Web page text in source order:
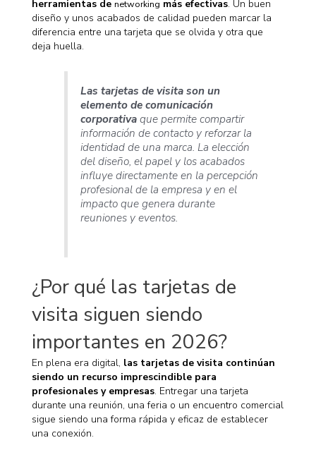
herramientas de networking más efectivas. Un buen
diseño y unos acabados de calidad pueden marcar la
diferencia entre una tarjeta que se olvida y otra que
deja huella.
Las tarjetas de visita son un
elemento de comunicación
corporativaque permite compartir
información de contacto y reforzar la
identidad de una marca. La elección
del diseño, el papel y los acabados
influye directamente en la percepción
profesional de la empresa y en el
impacto que genera durante
reuniones y eventos.
¿Por qué las tarjetas de
visita siguen siendo
importantes en 2026?
En plena era digital, las tarjetas de visita continúan
siendo un recurso imprescindible para
profesionales y empresas. Entregar una tarjeta
durante una reunión, una feria o un encuentro comercial
sigue siendo una forma rápida y eficaz de establecer
una conexión.